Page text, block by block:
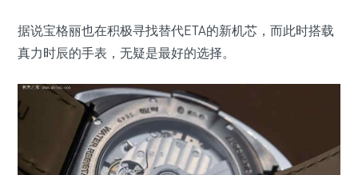
据说宝格丽也在积极寻找替代ETA的新机芯，而此时搭载
真力时辰的手表，无疑是最好的选择。